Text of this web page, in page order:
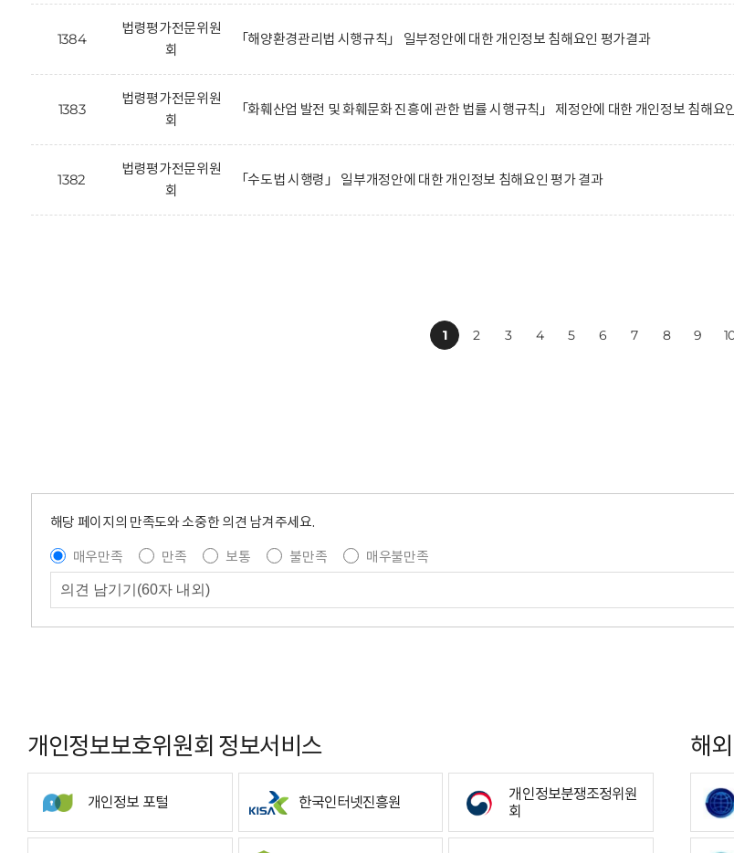
1384
법령평가전문위원
회
「해양환경관리법 시행규칙」 일부정안에 대한 개인정보 침해요인 평가결과
1383
법령평가전문위원
회
「화훼산업 발전 및 화훼문화 진흥에 관한 법률 시행규칙」 제정안에 대한 개인정보 침해요
1382
법령평가전문위원
회
「수도법 시행령」 일부개정안에 대한 개인정보 침해요인 평가 결과
1 2 3 4 5 6 7 8 9
해당 페이지의 만족도와 소중한 의견 남겨주세요.
매우만족
만족 보통 불만족
매우불만족
개인정보보호위원회 정보서비스
개인정보 포털 한국인터넷진흥원
개인정보분쟁조정위원
회
해